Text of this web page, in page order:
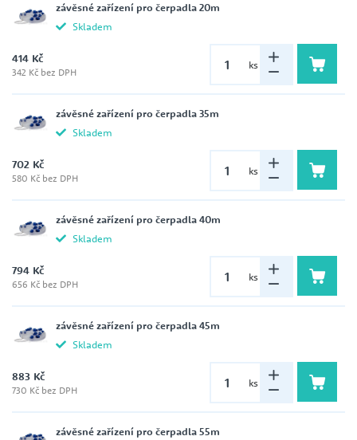
závěsné zařízení pro čerpadla 20m
Skladem
414 Kč
342 Kč bez DPH
ks
závěsné zařízení pro čerpadla 35m
Skladem
702 Kč
580 Kč bez DPH
ks
závěsné zařízení pro čerpadla 40m
Skladem
794 Kč
656 Kč bez DPH
ks
závěsné zařízení pro čerpadla 45m
Skladem
883 Kč
730 Kč bez DPH
ks
závěsné zařízení pro čerpadla 55m